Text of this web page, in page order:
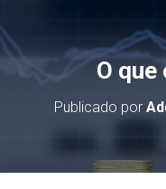
O que
Publicado por